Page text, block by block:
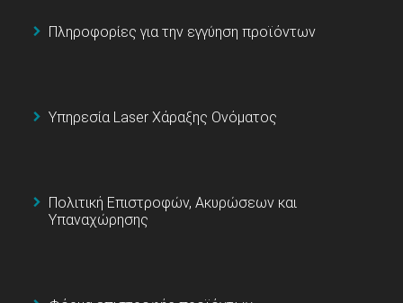
Πληροφορίες για την εγγύηση προϊόντων
Υπηρεσία Laser Χάραξης Ονόματος
Πολιτική Επιστροφών, Ακυρώσεων και
Υπαναχώρησης